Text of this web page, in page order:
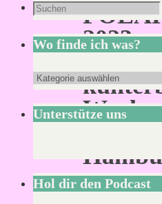
2023:
Ein
Suchen
nach:
Wo finde ich was?
Wo
finde
ich
Unterstütze uns
Hol dir den Podcast